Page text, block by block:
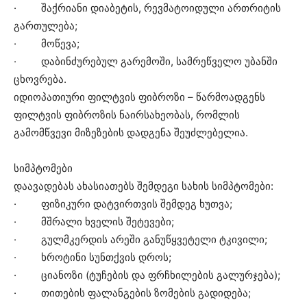
· შაქრიანი დიაბეტის, რევმატოიდული ართრიტის
გართულება;
· მოწევა;
· დაბინძურებულ გარემოში, სამრეწველო უბანში
ცხოვრება.
იდიოპათიური ფილტვის ფიბროზი – წარმოადგენს
ფილტვის ფიბროზის ნაირსახეობას, რომლის
გამომწვევი მიზეზების დადგენა შეუძლებელია.
სიმპტომები
დაავადებას ახასიათებს შემდეგი სახის სიმპტომები:
· ფიზიკური დატვირთვის შემდეგ ხუთვა;
· მშრალი ხველის შეტევები;
· გულმკერდის არეში განუწყვეტელი ტკივილი;
· ხროტინი სუნთქვის დროს;
· ციანოზი (ტუჩების და ფრჩხილების გალურჯება);
· თითების ფალანგების ზომების გადიდება;